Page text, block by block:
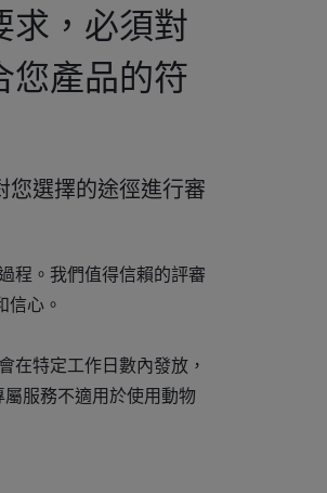
求，必須對
您產品的符
您選擇的途徑進行審
程。我們值得信賴的評審
信心。
在特定工作日數內發放，
服務不適用於使用動物